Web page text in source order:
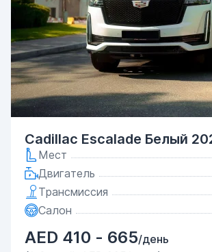
Cadillac Escalade Белый
Мест
Двигатель
Трансмиссия
Салон
AED 410 - 665/день